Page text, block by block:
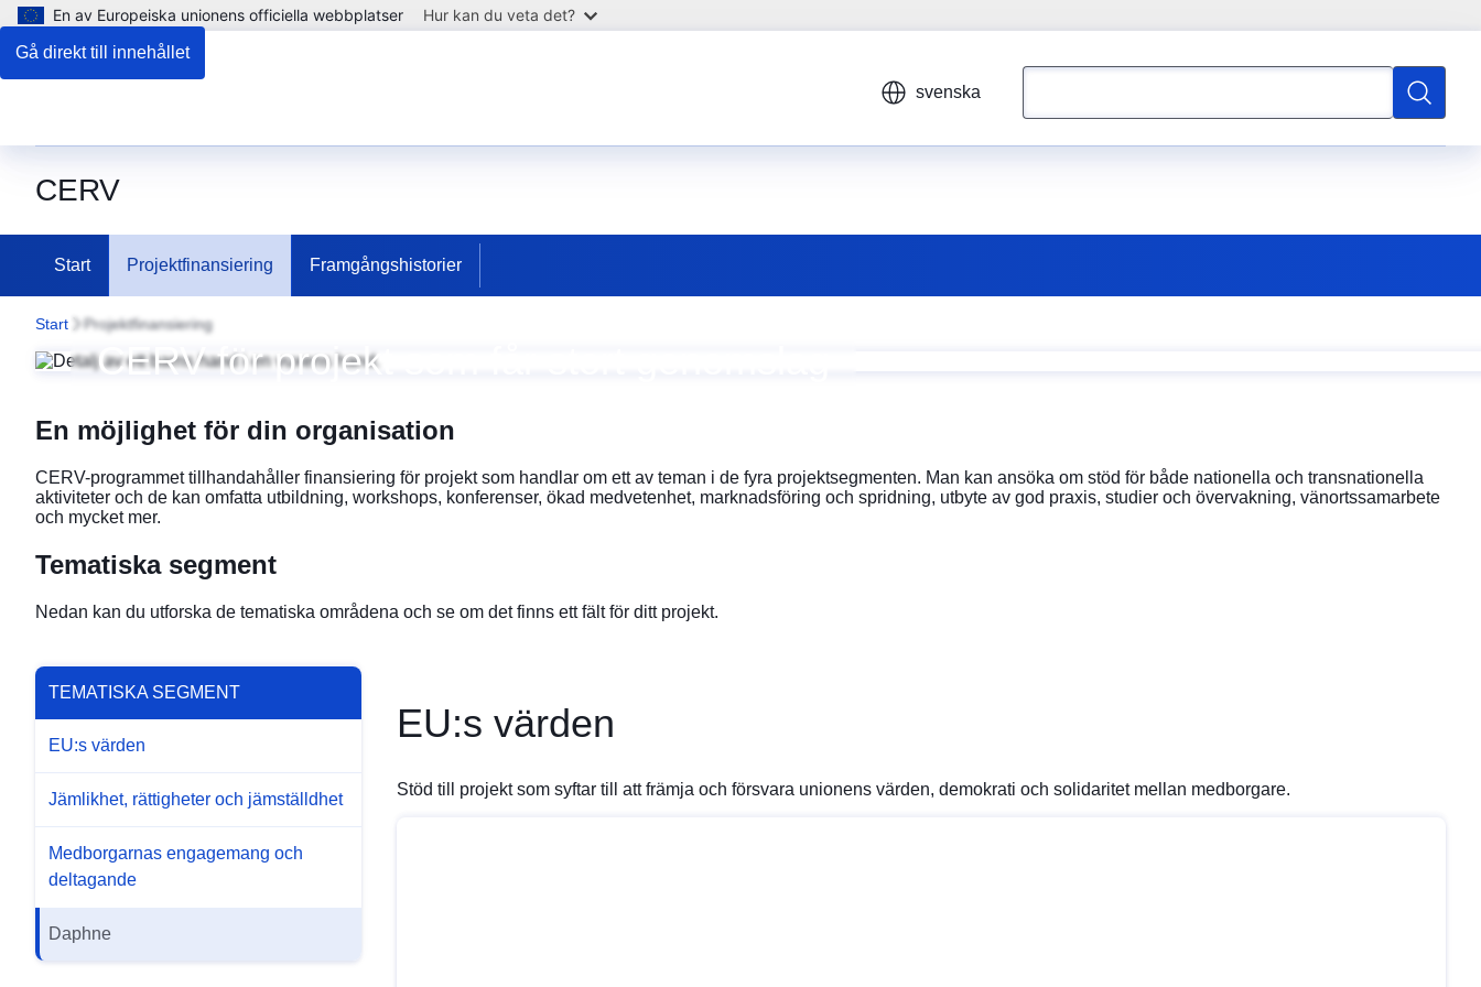
Gå direkt till innehållet
En av Europeiska unionens officiella webbplatser Hur kan du veta det?
svenska
Sök
CERV
Start Projektfinansiering Framgångshistorier
Start Projektfinansiering
Projektfinansiering
CERV för projekt som får stort genomslag
En möjlighet för din organisation
CERV-programmet tillhandahåller finansiering för projekt som handlar om ett av teman i de fyra projektsegmenten. Man kan ansöka om stöd för både nationella och transnationella
aktiviteter och de kan omfatta utbildning, workshops, konferenser, ökad medvetenhet, marknadsföring och spridning, utbyte av god praxis, studier och övervakning, vänortssamarbete
och mycket mer.
Tematiska segment
Nedan kan du utforska de tematiska områdena och se om det finns ett fält för ditt projekt.
TEMATISKA SEGMENT
EU:s värden
Jämlikhet, rättigheter och jämställdhet
Medborgarnas engagemang och
deltagande
Daphne
EU:s värden
Stöd till projekt som syftar till att främja och försvara unionens värden, demokrati och solidaritet mellan medborgare.